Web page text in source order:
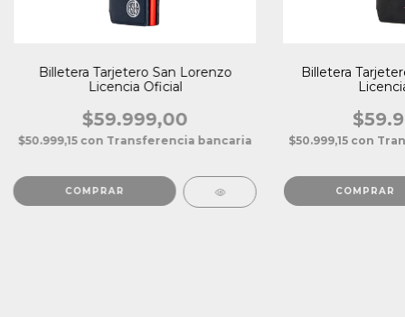
Billetera Tarjetero San Lorenzo
Licencia Oficial
$59.999,00
$50.999,15 con Transferencia bancaria
Billetera
$50.999,15 con